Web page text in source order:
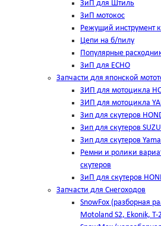
ЗиП для Штиль
ЗиП мотокос
Режущий инструмент
Цепи на б/пилу
Популярные
ЗиП для ЕСНО
Запчасти для японской
ЗИП для мотоцикла
ЗИП для мотоцикла
Зип для скутеров
Зип для скутеров
Зип для скутеров
Ремни и ролики
скутеров
ЗиП для скутеров
Запчасти для Снегоходов
SnowFox (разборная
Motoland S2, Ekonik, T-